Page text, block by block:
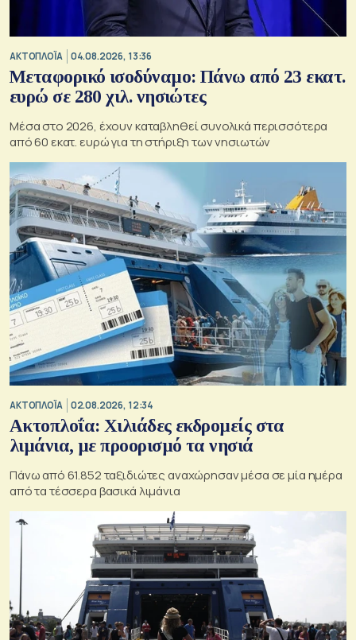
ΑΚΤΟΠΛΟΪΑ 04.08.2026, 13:36
Μεταφορικό ισοδύναμο: Πάνω από 23 εκατ.
ευρώ σε 280 χιλ. νησιώτες
Μέσα στο 2026, έχουν καταβληθεί συνολικά περισσότερα
από 60 εκατ. ευρώ για τη στήριξη των νησιωτών
ΑΚΤΟΠΛΟΪΑ 02.08.2026, 12:34
Ακτοπλοΐα: Χιλιάδες εκδρομείς στα
λιμάνια, με προορισμό τα νησιά
Πάνω από 61.852 ταξιδιώτες αναχώρησαν μέσα σε μία ημέρα
από τα τέσσερα βασικά λιμάνια